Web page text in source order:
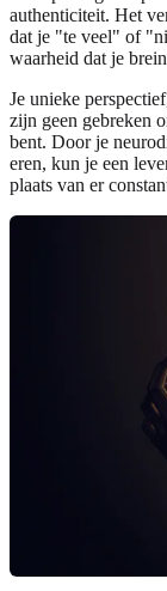
authenticiteit. Het
dat je "te veel" of
waarheid dat je
Je unieke
zijn geen gebreken
bent. Door je
eren, kun je een
plaats van er